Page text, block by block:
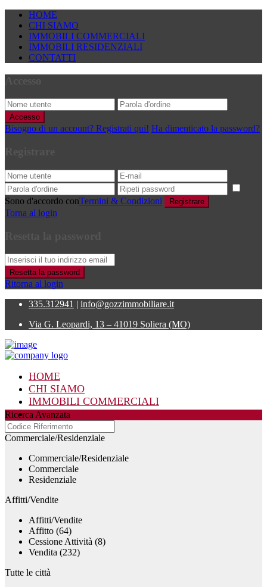
HOME
CHI SIAMO
IMMOBILI COMMERCIALI
IMMOBILI RESIDENZIALI
CONTATTI
Accesso
Bisogno di un account? Registrati qui! Ha dimenticato la password?
Sono d'accordo conTermini & Condizioni Registrare
Torna al login
Resetta la password
Ritorna al login
335.312941 | info@gozzimmobiliare.it
Via G. Leopardi, 13 – 41019 Soliera (MO)
HOME
CHI SIAMO
IMMOBILI COMMERCIALI
IMMOBILI RESIDENZIALI
CONTATTI
Ricerca Avanzata
Commerciale/Residenziale
Commerciale/Residenziale
Commerciale
Residenziale
Affitti/Vendite
Affitti/Vendite
Affitto (64)
Cessione Attività (8)
Vendita (232)
Tutte le città